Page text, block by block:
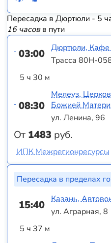
Пересадка в Дюртюли - 5
16 часовв пути
03:00
5 ч 30 м
08:30
От 1483 руб.
Дюртюли, Кафе
Трасса 80Н-
Мелеуз,
Божией Матери
ул. Ленина, 96
ИПК Межрегионресурсы
Пересадка в пределах
15:40
5 ч 37 м
Казань,
ул. Аграрная, 8